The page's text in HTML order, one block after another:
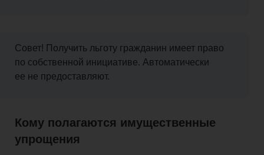
Совет! Получить льготу гражданин имеет право
по собственной инициативе. Автоматически
ее не предоставляют.
Кому полагаются имущественные
упрощения